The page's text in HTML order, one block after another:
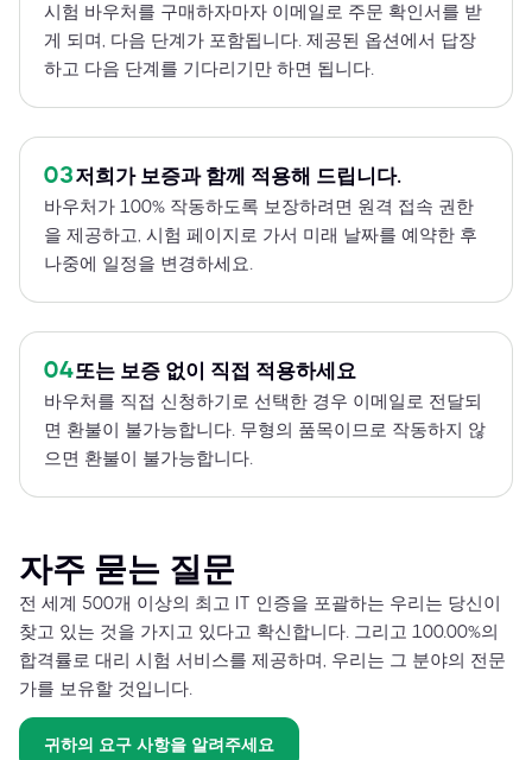
시험 바우처를 구매하자마자 이메일로 주문 확인서를 받
게 되며, 다음 단계가 포함됩니다. 제공된 옵션에서 답장
하고 다음 단계를 기다리기만 하면 됩니다.
03저희가 보증과 함께 적용해 드립니다.
바우처가 100% 작동하도록 보장하려면 원격 접속 권한
을 제공하고, 시험 페이지로 가서 미래 날짜를 예약한 후
나중에 일정을 변경하세요.
04또는 보증 없이 직접 적용하세요
바우처를 직접 신청하기로 선택한 경우 이메일로 전달되
면 환불이 불가능합니다. 무형의 품목이므로 작동하지 않
으면 환불이 불가능합니다.
자주 묻는 질문
전 세계 500개 이상의 최고 IT 인증을 포괄하는 우리는 당신이
찾고 있는 것을 가지고 있다고 확신합니다. 그리고 100.00%의
합격률로 대리 시험 서비스를 제공하며, 우리는 그 분야의 전문
가를 보유할 것입니다.
귀하의 요구 사항을 알려주세요